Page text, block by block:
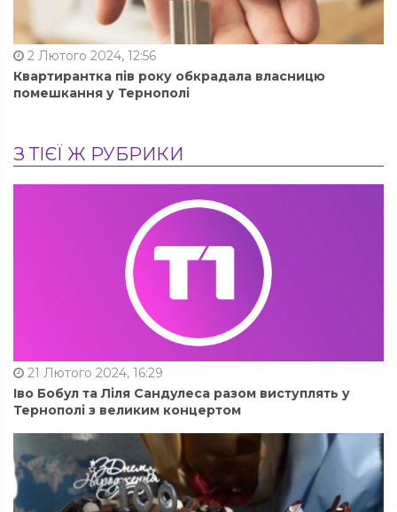
2 Лютого 2024, 12:56
Квартирантка пів року обкрадала власницю
помешкання у Тернополі
З ТІЄЇ Ж РУБРИКИ
21 Лютого 2024, 16:29
Іво Бобул та Ліля Сандулеса разом виступлять у
Тернополі з великим концертом